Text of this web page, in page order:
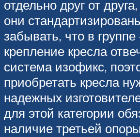
отдельно друг от
они
забывать, что в группе
крепление кресла
система изофикс,
приобретать кресла
надежных
для этой категории
наличие третьей